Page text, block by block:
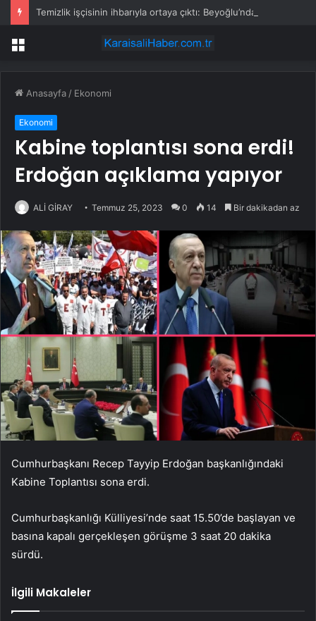
Menü
Anasayfa / Ekonomi
Ekonomi
Kabine toplantısı sona erdi!
Erdoğan açıklama yapıyor
ALİ GİRAY Temmuz 25, 2023 0 14 Bir dakikadan az
Cumhurbaşkanı Recep Tayyip Erdoğan başkanlığındaki
Kabine Toplantısı sona erdi.
Cumhurbaşkanlığı Külliyesi’nde saat 15.50’de başlayan ve
basına kapalı gerçekleşen görüşme 3 saat 20 dakika
sürdü.
İlgili Makaleler